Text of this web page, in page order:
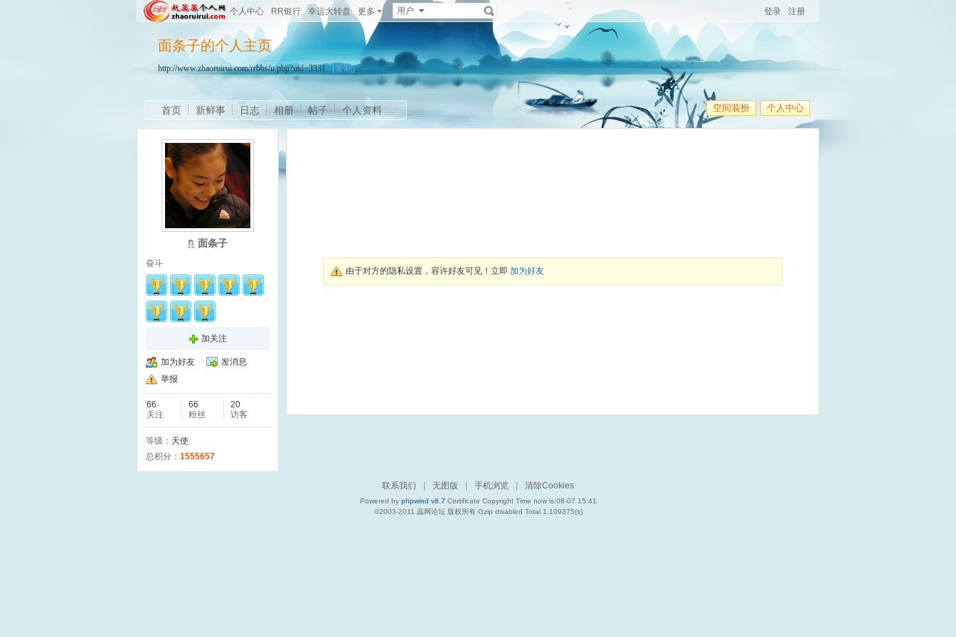
个人中心 RR银行 幸运大转盘 更多 用户 登录 注册
面条子的个人主页
http://www.zhaoruirui.com/rrbbs/u.php?uid=3331 [复制]
空间装扮 个人中心
首页 新鲜事 日志 相册 帖子 个人资料
面条子
奋斗
加关注
加为好友
发消息
举报
66
关注
66
粉丝
20
访客
等级： 天使
总积分： 1555657
由于对方的隐私设置，容许好友可见！立即 加为好友
联系我们 无图版 手机浏览 清除Cookies
Powered by phpwind v8.7 Certificate Copyright Time now is:08-07 15:41
©2003-2011 蕊网论坛版权所有 Gzip disabled Total 1.109375(s)